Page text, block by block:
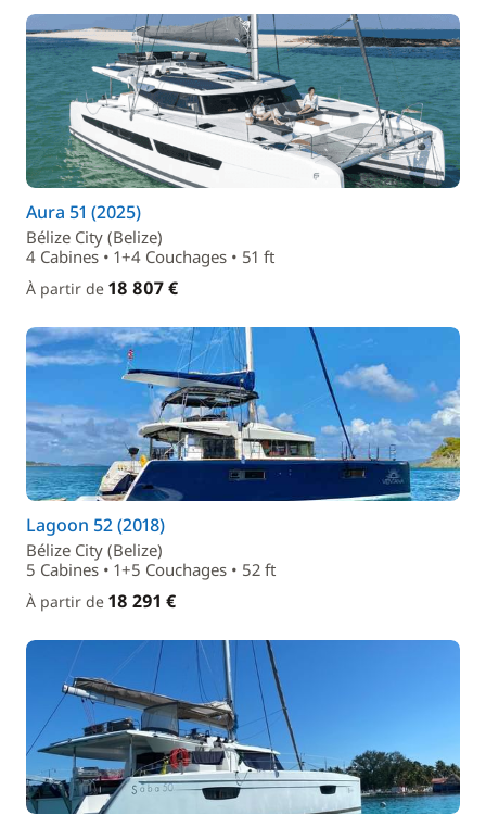
Aura 51 (2025)
Bélize City (Belize)
4 Cabines • 1+4 Couchages • 51 ft
À partir de 18 807 €
Lagoon 52 (2018)
Bélize City (Belize)
5 Cabines • 1+5 Couchages • 52 ft
À partir de 18 291 €